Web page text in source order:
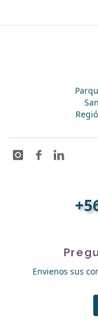
Envienos sus